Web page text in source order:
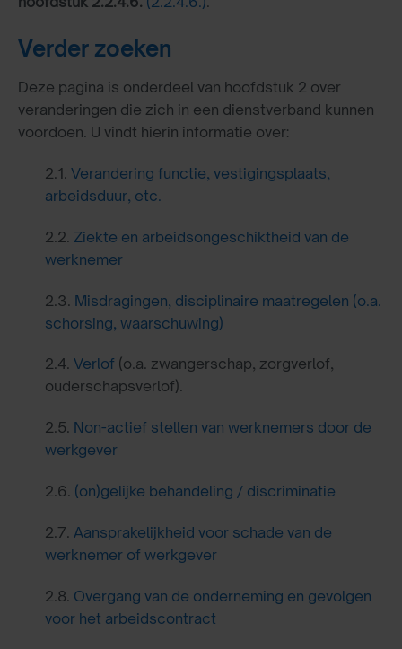
Verder zoeken
Deze pagina is onderdeel van hoofdstuk 2 over
veranderingen die zich in een dienstverband kunnen
voordoen. U vindt hierin informatie over:
2.1. Verandering functie, vestigingsplaats,
arbeidsduur, etc.
2.2. Ziekte en arbeidsongeschiktheid van de
werknemer
2.3. Misdragingen, disciplinaire maatregelen (o.a.
schorsing, waarschuwing)
2.4. Verlof (o.a. zwangerschap, zorgverlof,
ouderschapsverlof).
2.5. Non-actief stellen van werknemers door de
werkgever
2.6. (on)gelijke behandeling / discriminatie
2.7. Aansprakelijkheid voor schade van de
werknemer of werkgever
2.8. Overgang van de onderneming en gevolgen
voor het arbeidscontract